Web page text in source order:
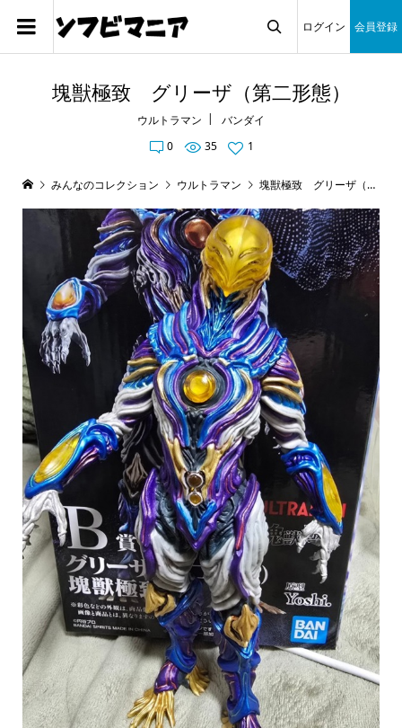
ログイン 会員登録
塊獣極致 グリーザ（第二形態）
ウルトラマン
バンダイ
0
35 1
みんなのコレクション ウルトラマン 塊獣極致 グリーザ（第二形態）